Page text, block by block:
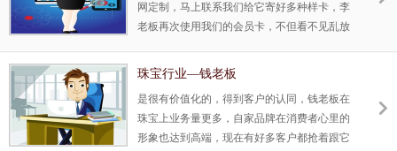
网定制，马上联系我们给它寄好多种样卡，李
老板再次使用我们的会员卡，不但看不见乱放
也特别有面子，都纷纷收藏起来，而好的咖啡
收藏越体现这张卡的身份，体现收藏者的尊
贵！
珠宝行业—钱老板
是很有价值化的，得到客户的认同，钱老板在
珠宝上业务量更多，自家品牌在消费者心里的
形象也达到高端，现在有好多客户都抢着跟它